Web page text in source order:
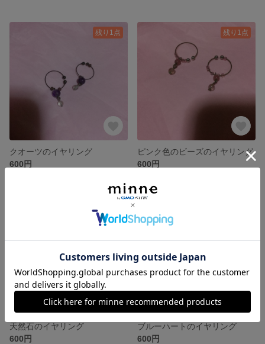
残り1点
クオーツのイヤリング
600円
残り1点
ピンク色のビーズのイヤリング
600円
天然石のイヤリング
600円
ブルーハートのイヤリング
600円